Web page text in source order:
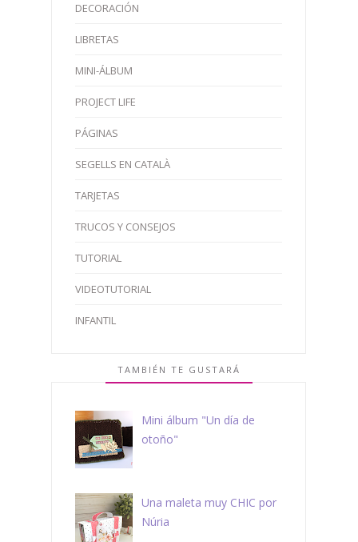
DECORACIÓN
LIBRETAS
MINI-ÁLBUM
PROJECT LIFE
PÁGINAS
SEGELLS EN CATALÀ
TARJETAS
TRUCOS Y CONSEJOS
TUTORIAL
VIDEOTUTORIAL
INFANTIL
TAMBIÉN TE GUSTARÁ
Mini álbum "Un día de
otoño"
Una maleta muy CHIC por
Núria